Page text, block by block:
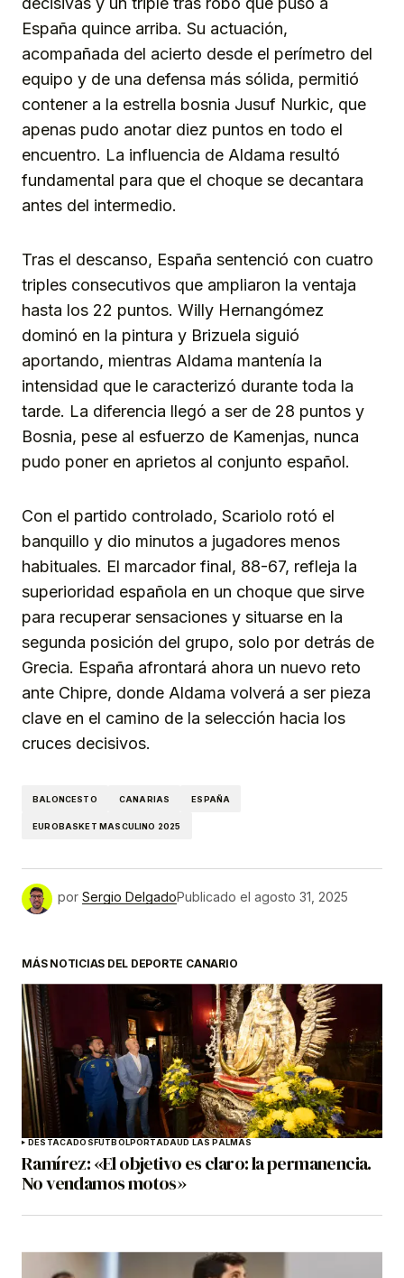
España quince arriba. Su actuación,
acompañada del acierto desde el perímetro del
equipo y de una defensa más sólida, permitió
contener a la estrella bosnia Jusuf Nurkic, que
apenas pudo anotar diez puntos en todo el
encuentro. La influencia de Aldama resultó
fundamental para que el choque se decantara
antes del intermedio.
Tras el descanso, España sentenció con cuatro
triples consecutivos que ampliaron la ventaja
hasta los 22 puntos. Willy Hernangómez
dominó en la pintura y Brizuela siguió
aportando, mientras Aldama mantenía la
intensidad que le caracterizó durante toda la
tarde. La diferencia llegó a ser de 28 puntos y
Bosnia, pese al esfuerzo de Kamenjas, nunca
pudo poner en aprietos al conjunto español.
Con el partido controlado, Scariolo rotó el
banquillo y dio minutos a jugadores menos
habituales. El marcador final, 88-67, refleja la
superioridad española en un choque que sirve
para recuperar sensaciones y situarse en la
segunda posición del grupo, solo por detrás de
Grecia. España afrontará ahora un nuevo reto
ante Chipre, donde Aldama volverá a ser pieza
clave en el camino de la selección hacia los
cruces decisivos.
BALONCESTO CANARIAS ESPAÑA
EUROBASKET MASCULINO 2025
por Sergio DelgadoPublicado el agosto 31, 2025
MÁS NOTICIAS DEL DEPORTE CANARIO
DESTACADOSFÚTBOLPORTADAUD LAS PALMAS
Ramírez: «El objetivo es claro: la permanencia.
No vendamos motos»